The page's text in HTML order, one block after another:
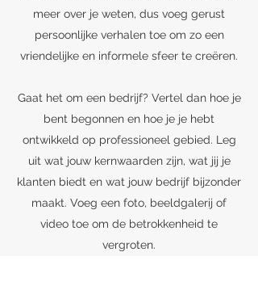
meer over je weten, dus voeg gerust
persoonlijke verhalen toe om zo een
vriendelijke en informele sfeer te creëren.
Gaat het om een bedrijf? Vertel dan hoe je
bent begonnen en hoe je je hebt
ontwikkeld op professioneel gebied. Leg
uit wat jouw kernwaarden zijn, wat jij je
klanten biedt en wat jouw bedrijf bijzonder
maakt. Voeg een foto, beeldgalerij of
video toe om de betrokkenheid te
vergroten.